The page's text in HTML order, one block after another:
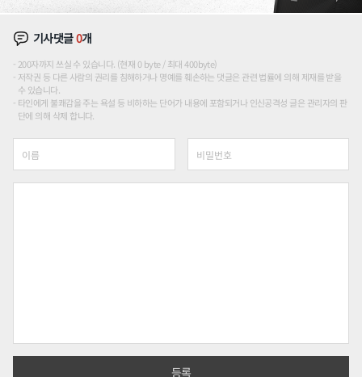
기사댓글0개
200자까지 쓰실 수 있습니다. (현재 0 byte / 최대 400byte)
저작권 등 다른 사람의 권리를 침해하거나 명예를 훼손하는 댓글은 관련 법률에 의해 제재를 받을
수 있습니다.
타인에게 불쾌감을 주는 욕설 등 비하하는 단어가 내용에 포함되거나 인신공격성 글은 관리자의 판
단에 의해 삭제 합니다.